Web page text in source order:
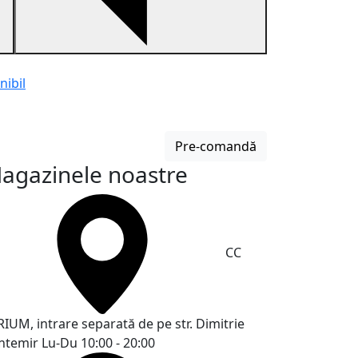
Pre-comandă
noastre
CC
intrare separată de pe str. Dimitrie
Lu-Du 10:00 - 20:00